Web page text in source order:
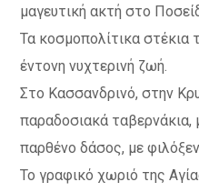
μαγευτική ακτή στο
Τα κοσμοπολίτικα
έντονη νυχτερινή ζωή.
Στο Κασσανδρινό, στην
παραδοσιακά ταβερνάκια,
παρθένο δάσος, με
Το γραφικό χωριό της